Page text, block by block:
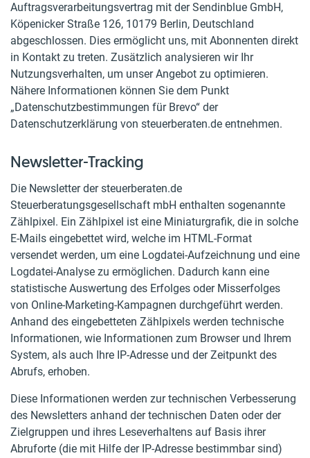
Auftragsverarbeitungsvertrag mit der Sendinblue GmbH,
Köpenicker Straße 126, 10179 Berlin, Deutschland
abgeschlossen. Dies ermöglicht uns, mit Abonnenten direkt
in Kontakt zu treten. Zusätzlich analysieren wir Ihr
Nutzungsverhalten, um unser Angebot zu optimieren.
Nähere Informationen können Sie dem Punkt
„Datenschutzbestimmungen für Brevo“ der
Datenschutzerklärung von steuerberaten.de entnehmen.
Newsletter-Tracking
Die Newsletter der steuerberaten.de
Steuerberatungsgesellschaft mbH enthalten sogenannte
Zählpixel. Ein Zählpixel ist eine Miniaturgrafik, die in solche
E-Mails eingebettet wird, welche im HTML-Format
versendet werden, um eine Logdatei-Aufzeichnung und eine
Logdatei-Analyse zu ermöglichen. Dadurch kann eine
statistische Auswertung des Erfolges oder Misserfolges
von Online-Marketing-Kampagnen durchgeführt werden.
Anhand des eingebetteten Zählpixels werden technische
Informationen, wie Informationen zum Browser und Ihrem
System, als auch Ihre IP-Adresse und der Zeitpunkt des
Abrufs, erhoben.
Diese Informationen werden zur technischen Verbesserung
des Newsletters anhand der technischen Daten oder der
Zielgruppen und ihres Leseverhaltens auf Basis ihrer
Abruforte (die mit Hilfe der IP-Adresse bestimmbar sind)